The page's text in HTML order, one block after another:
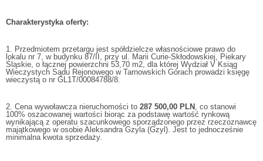
Charakterystyka oferty:
1. Przedmiotem przetargu jest spółdzielcze własnościowe prawo do
lokalu nr 7, w budynku 87/II, przy ul. Marii Curie-Skłodowskiej, Piekary
Śląskie, o łącznej powierzchni 53,70 m2, dla której Wydział V Ksiąg
Wieczystych Sądu Rejonowego w Tarnowskich Górach prowadzi księgę
wieczystą o nr GL1T/00084788/8.
2. Cena wywoławcza nieruchomości to 287 500,00 PLN
, co stanowi
100% oszacowanej wartości biorąc za podstawę wartość rynkową
wynikającą z operatu szacunkowego sporządzonego przez rzeczoznawcę
majątkowego w osobie Aleksandra Gzyla (Gzyl). Jest to jednocześnie
minimalna kwota sprzedaży.